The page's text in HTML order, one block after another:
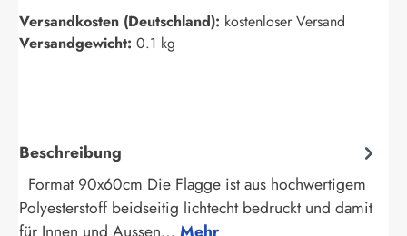
Versandkosten (Deutschland): kostenloser Versand
Versandgewicht: 0.1 kg
Beschreibung
Format 90x60cm Die Flagge ist aus hochwertigem
Polyesterstoff beidseitig lichtecht bedruckt und damit